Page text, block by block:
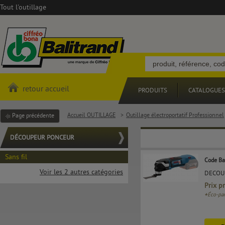
Tout l'outillage
retour accueil PRODUITS CATALOGUES
Page précédente Accueil OUTILLAGE > Outillage électroportatif Professionnel
DÉCOUPEUR PONCEUR
Sans fil
Voir les 2 autres catégories
Code
Prix
+Éco-